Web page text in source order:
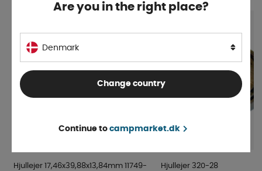
Hjullejer 17,46x39,88x13,84mm 11749-
Hjullejer 320-28
Are you in the right place?
Denmark
Change country
Continue to campmarket.dk